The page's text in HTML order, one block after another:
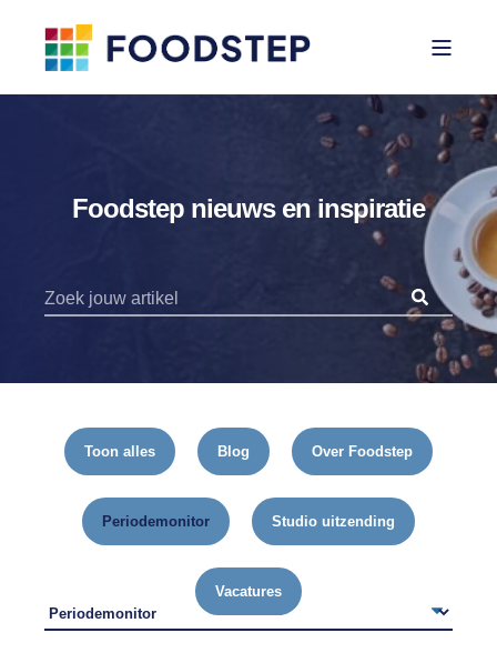
Foodstep nieuws en inspiratie
Toon alles Blog Over Foodstep
Periodemonitor Studio uitzending
Vacatures